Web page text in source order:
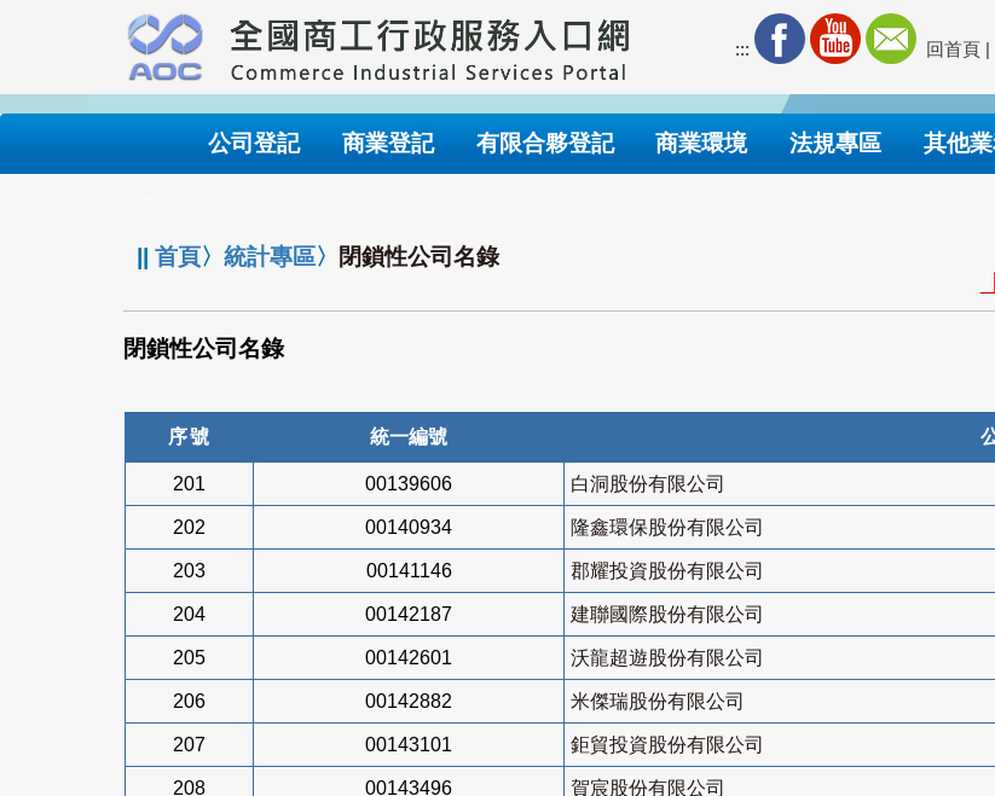
要
內
::: 回首頁 |
公司登記 商業登記 有限合夥登記 商業環境 法規專區 其他
||首頁〉統計專區〉 閉鎖性公司名錄
閉鎖性公司名錄
序號 統一編號
201 00139606 白洞股份有限公司
202 00140934 隆鑫環保股份有限公司
203 00141146 郡耀投資股份有限公司
204 00142187 建聯國際股份有限公司
205 00142601 沃龍超遊股份有限公司
206 00142882 米傑瑞股份有限公司
207 00143101 鉅貿投資股份有限公司
208 00143496 賀宸股份有限公司